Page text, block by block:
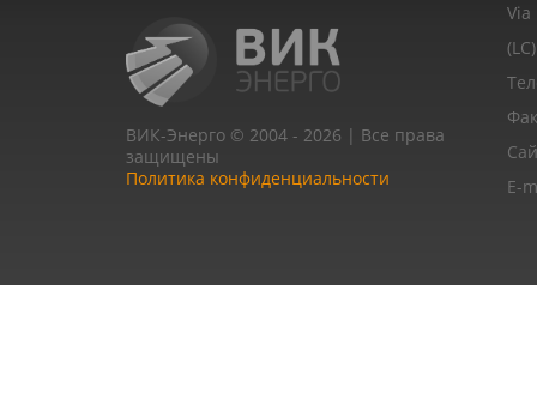
ВИК-Энерго © 2004 - 2026 | Все права
защищены
Политика конфиденциальности
Via
E-